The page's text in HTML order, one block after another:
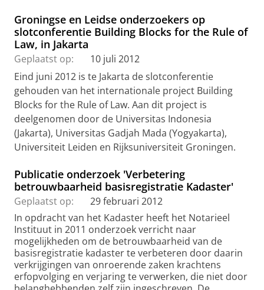
Groningse en Leidse onderzoekers op
slotconferentie Building Blocks for the Rule of
Law, in Jakarta
Geplaatst op:
10 juli 2012
Eind juni 2012 is te Jakarta de slotconferentie
gehouden van het internationale project Building
Blocks for the Rule of Law. Aan dit project is
deelgenomen door de Universitas Indonesia
(Jakarta), Universitas Gadjah Mada (Yogyakarta),
Universiteit Leiden en Rijksuniversiteit Groningen.
Publicatie onderzoek 'Verbetering
betrouwbaarheid basisregistratie Kadaster'
Geplaatst op:
29 februari 2012
In opdracht van het Kadaster heeft het Notarieel
Instituut in 2011 onderzoek verricht naar
mogelijkheden om de betrouwbaarheid van de
basisregistratie kadaster te verbeteren door daarin
verkrijgingen van onroerende zaken krachtens
erfopvolging en verjaring te verwerken, die niet door